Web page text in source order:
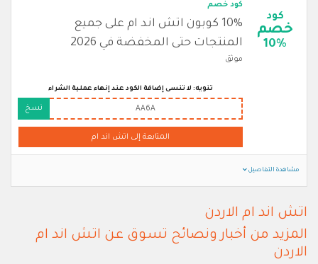
كود
خصم
10%
كود خصم
10% كوبون اتش اند ام على جميع
المنتجات حتى المخفضة في 2026
موثق
تنويه: لا تنسى إضافة الكود عند إنهاء عملية الشراء
AA6A نسخ
المتابعة إلى اتش اند ام
مشاهدة التفاصيل
اتش اند ام الاردن
المزيد من أخبار ونصائح تسوق عن اتش اند ام
الاردن